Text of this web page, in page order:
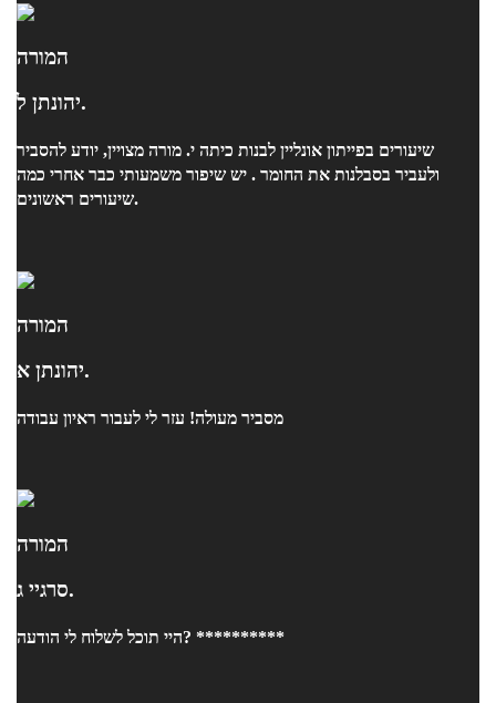
המורה
יהונתן ל.
שיעורים בפייתון אונליין לבנות כיתה י. מורה מצויין, יודע להסביר
ולעביר בסבלנות את החומר . יש שיפור משמעותי כבר אחרי כמה
שיעורים ראשונים.
המורה
יהונתן א.
מסביר מעולה! עזר לי לעבור ראיון עבודה
המורה
סרגיי ג.
היי תוכל לשלוח לי הודעה? **********